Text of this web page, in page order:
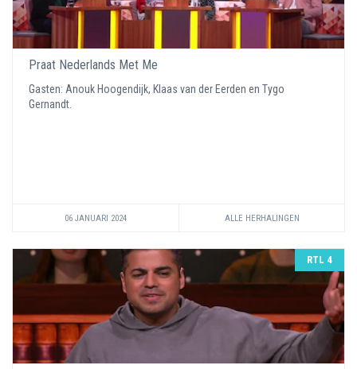
Praat Nederlands Met Me
Gasten: Anouk Hoogendijk, Klaas van der Eerden en Tygo
Gernandt.
06 JANUARI 2024 ALLE HERHALINGEN
RTL 4